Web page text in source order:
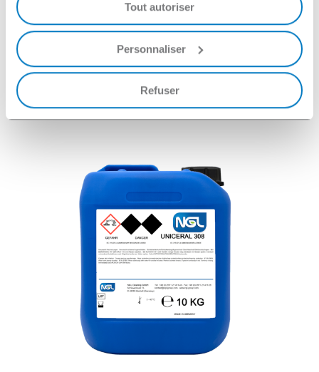
Tout autoriser
Personnaliser
Refuser
CERALTIN 211
Decapaggio, fortemente alcalino, liquido